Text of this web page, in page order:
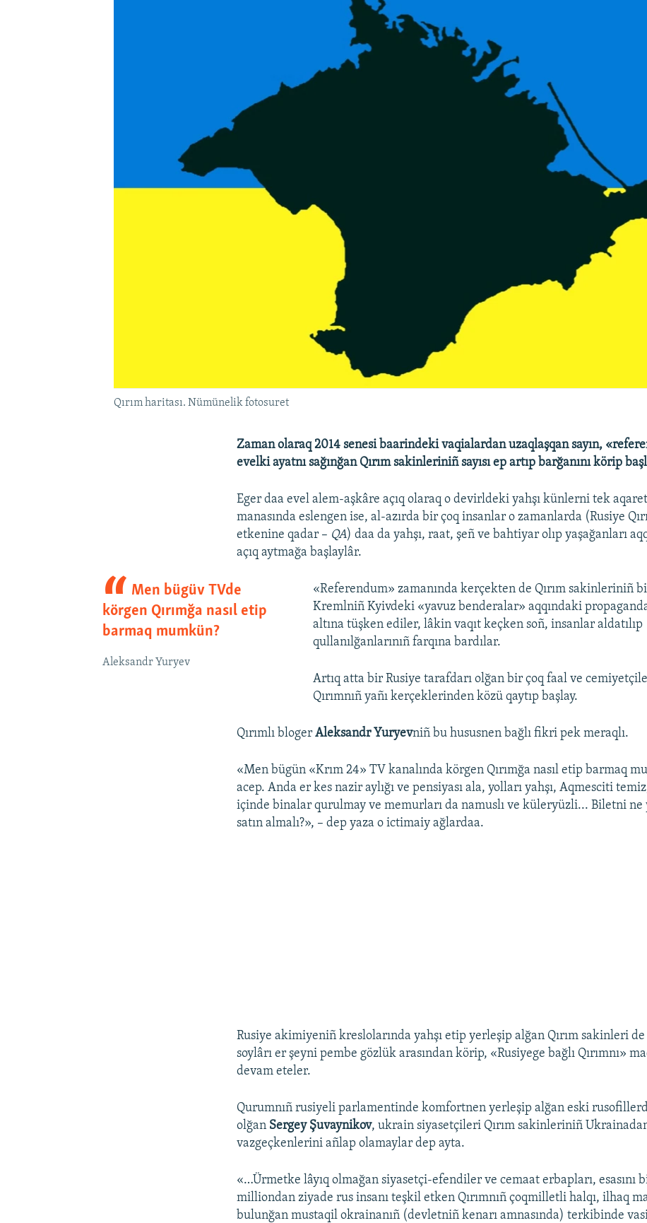
Qırım haritası. Nümünelik fotosuret
Zaman olaraq 2014 senesi baarindeki vaqialardan uzaqlaşqan sayın,
evelki ayatnı sağınğan Qırım sakinleriniñ sayısı ep artıp barğanını körip
Eger daa evel alem-aşkâre açıq olaraq o devirldeki yahşı künlerni tek
manasında eslengen ise, al-azırda bir çoq insanlar o zamanlarda (Rusiye
etkenine qadar – QA) daa da yahşı, raat, şeñ ve bahtiyar olıp yaşağanları
açıq aytmağa başlaylâr.
Men bügüv TVde
körgen Qırımğa nasıl etip
barmaq mumkün?
Aleksandr Yuryev
«Referendum» zamanında kerçekten de Qırım sakinleriniñ
Kremlniñ Kyivdeki «yavuz benderalar» aqqındaki
altına tüşken ediler, lâkin vaqıt keçken soñ, insanlar aldatılıp
qullanılğanlarınıñ farqına bardılar.
Artıq atta bir Rusiye tarafdarı olğan bir çoq faal ve
Qırımnıñ yañı kerçeklerinden közü qaytıp başlay.
Qırımlı blogerAleksandr Yuryevniñ bu hususnen bağlı fikri pek meraqlı.
«Men bügün «Krım 24» TV kanalında körgen Qırımğa nasıl etip barmaq
acep. Anda er kes nazir aylığı ve pensiyası ala, yolları yahşı, Aqmesciti
içinde binalar qurulmay ve memurları da namuslı ve küleryüzli... Biletni ne
satın almalı?», – dep yaza o ictimaiy ağlardaa.
Rusiye akimiyeniñ kreslolarında yahşı etip yerleşip alğan Qırım sakinleri
soylârı er şeyni pembe gözlük arasından körip, «Rusiyege bağlı Qırımnı»
devam eteler.
Qurumnıñ rusiyeli parlamentinde komfortnen yerleşip alğan eski
olğan Sergey Şuvaynikov, ukrain siyasetçileri Qırım sakinleriniñ
vazgeçkenlerini añlap olamaylar dep ayta.
«…Ürmetke lâyıq olmağan siyasetçi-efendiler ve cemaat erbapları, esasını
milliondan ziyade rus insanı teşkil etken Qırımnıñ çoqmilletli halqı, ilhaq
bulunğan mustaqil okrainanıñ (devletniñ kenarı amnasında) terkibinde